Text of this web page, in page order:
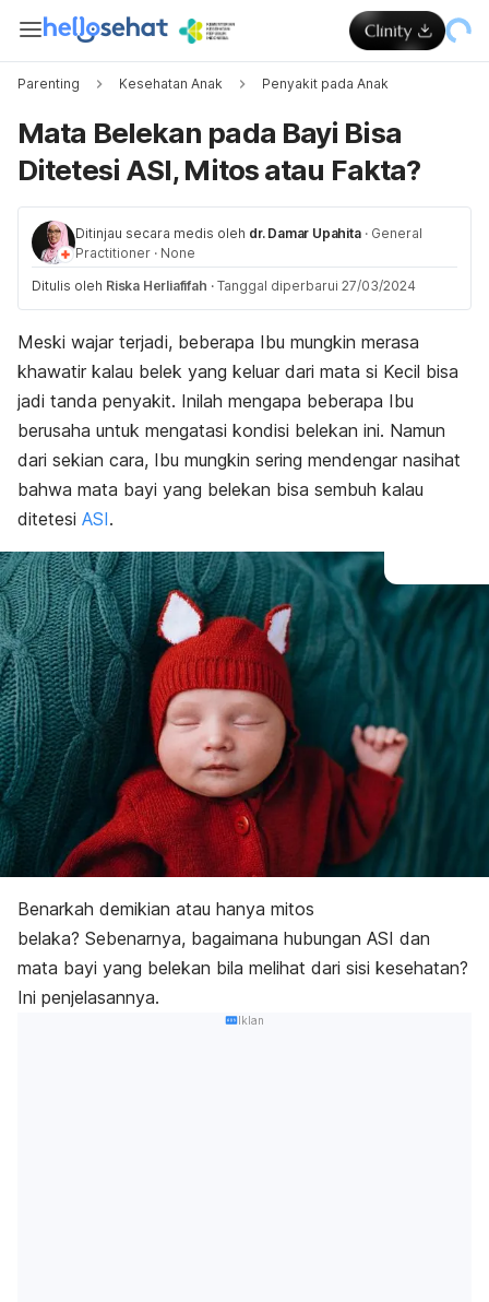
Parenting Kesehatan Anak Penyakit pada Anak
Mata Belekan pada Bayi Bisa
Ditetesi ASI, Mitos atau Fakta?
Ditinjau secara medis oleh dr. Damar Upahita · General
Practitioner · None
Ditulis oleh Riska Herliafifah · Tanggal diperbarui 27/03/2024
Meski wajar terjadi, beberapa Ibu mungkin merasa
khawatir kalau belek yang keluar dari mata si Kecil bisa
jadi tanda penyakit. Inilah mengapa beberapa Ibu
berusaha untuk mengatasi kondisi belekan ini. Namun
dari sekian cara, Ibu mungkin sering mendengar nasihat
bahwa mata bayi yang belekan bisa sembuh kalau
ditetesi ASI.
Benarkah demikian atau hanya mitos
belaka? Sebenarnya, bagaimana hubungan ASI dan
mata bayi yang belekan bila melihat dari sisi kesehatan?
Ini penjelasannya.
Iklan